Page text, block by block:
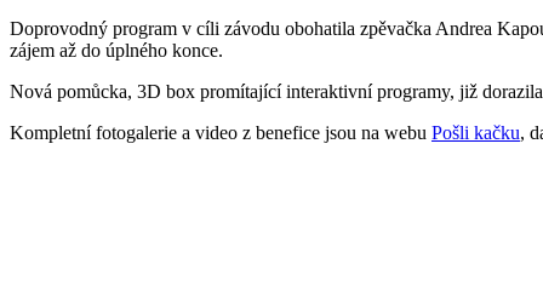
Doprovodný program v cíli závodu obohatila zpěvačka Andrea
zájem až do úplného konce.
Nová pomůcka, 3D box promítající interaktivní programy, již
Kompletní fotogalerie a video z benefice jsou na webu Pošli kačku,